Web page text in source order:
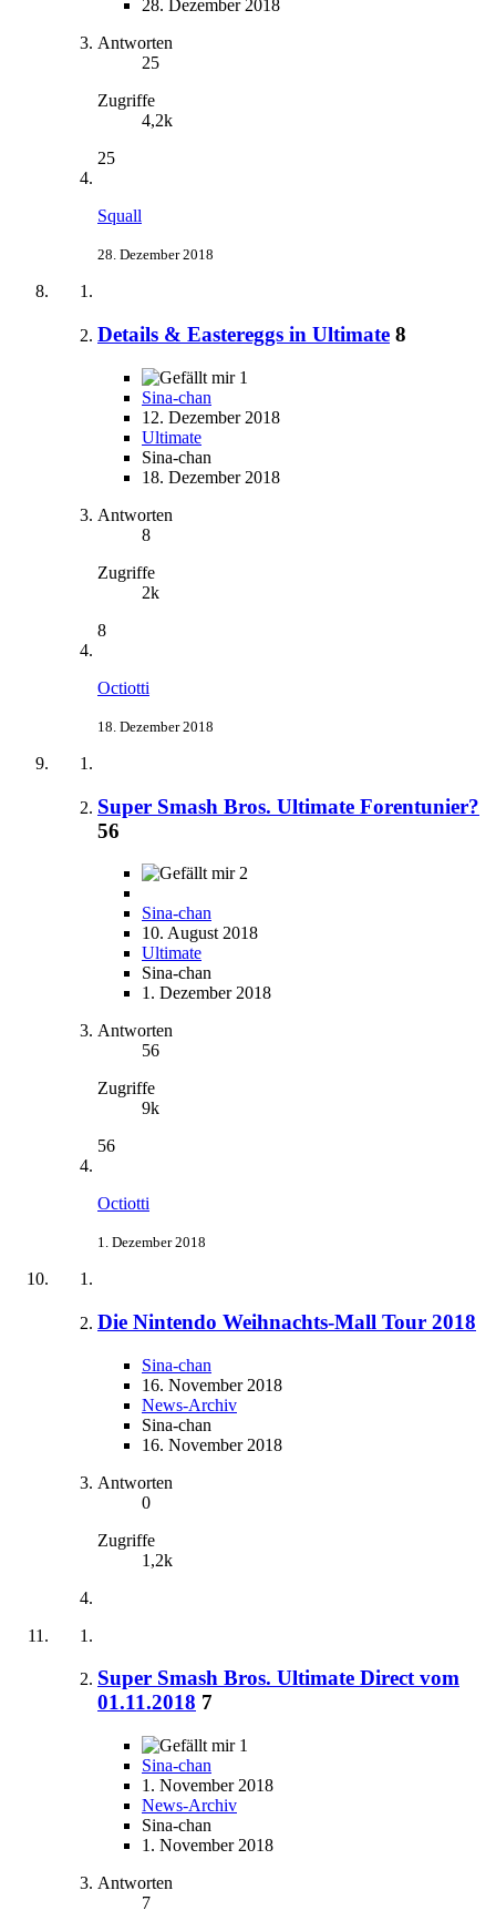
28. Dezember 2018
Antworten
25
Zugriffe
4,2k
25
Squall
28. Dezember 2018
Details & Eastereggs in Ultimate 8
1
Sina-chan
12. Dezember 2018
Ultimate
Sina-chan
18. Dezember 2018
Antworten
8
Zugriffe
2k
8
Octiotti
18. Dezember 2018
Super Smash Bros. Ultimate Forentunier?
56
2
Sina-chan
10. August 2018
Ultimate
Sina-chan
1. Dezember 2018
Antworten
56
Zugriffe
9k
56
Octiotti
1. Dezember 2018
Die Nintendo Weihnachts-Mall Tour 2018
Sina-chan
16. November 2018
News-Archiv
Sina-chan
16. November 2018
Antworten
0
Zugriffe
1,2k
Super Smash Bros. Ultimate Direct vom
01.11.2018 7
1
Sina-chan
1. November 2018
News-Archiv
Sina-chan
1. November 2018
Antworten
7